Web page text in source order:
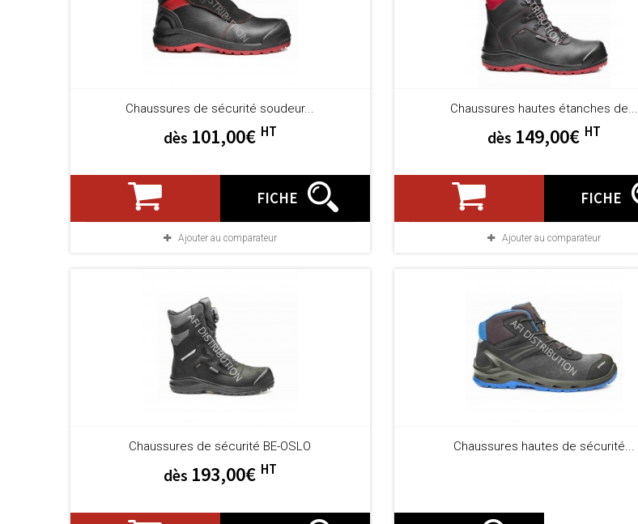
Chaussures de sécurité soudeur...
dès 101,00€ HT
FICHE
Ajouter au comparateur
Chaussures hautes étanches de...
dès 149,00€ HT
FICHE
Ajouter au comparateur
Chaussures de sécurité BE-OSLO
dès 193,00€ HT
Chaussures hautes de sécurité...